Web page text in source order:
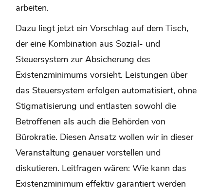
arbeiten.
Dazu liegt jetzt ein Vorschlag auf dem Tisch,
der eine Kombination aus Sozial- und
Steuersystem zur Absicherung des
Existenzminimums vorsieht. Leistungen über
das Steuersystem erfolgen automatisiert, ohne
Stigmatisierung und entlasten sowohl die
Betroffenen als auch die Behörden von
Bürokratie. Diesen Ansatz wollen wir in dieser
Veranstaltung genauer vorstellen und
diskutieren. Leitfragen wären: Wie kann das
Existenzminimum effektiv garantiert werden